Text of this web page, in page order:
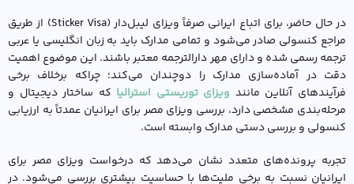
در حال حاضر، برای اتباع ایرانی صرفاً ویزای لیبل‌دار (Sticker Visa) از طریق
مراجع کنسولی صادر می‌شود و تمامی مدارک باید به زبان انگلیسی یا عربی
ترجمه رسمی شده و دارای مهر دارالترجمه معتبر باشند. این موضوع اهمیت
دقت در آماده‌سازی مدارک را دوچندان می‌کند؛ چراکه برخلاف برخی
فرآیندهای آنلاین مانند ویزای توریستی استرالیا که ساختار دیجیتال و
مرحله‌بندی مشخصی دارد، بررسی ویزای مصر برای ایرانیان عمدتاً به ارزیابی
کنسولی و بررسی دستی مدارک وابسته است.
تجربه پرونده‌های متعدد نشان می‌دهد که درخواست ویزای مصر برای
ایرانیان نسبت به برخی ملیت‌ها با حساسیت بیشتری بررسی می‌شود. در